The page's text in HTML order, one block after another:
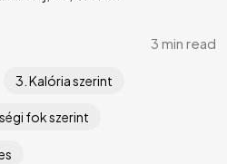
3. Kalória szerint
fok szerint
3 min read